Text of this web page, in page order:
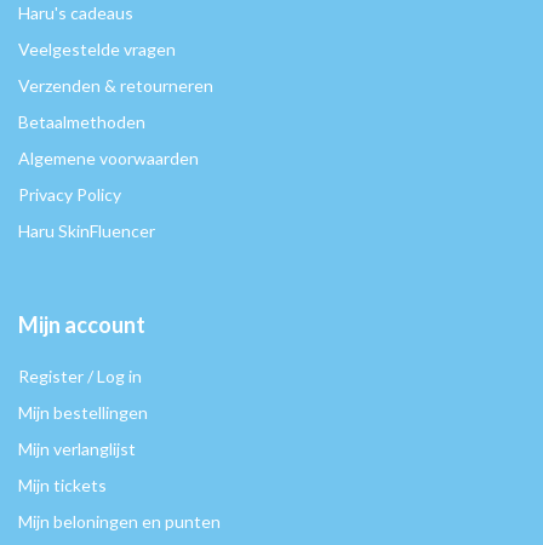
Haru's cadeaus
Veelgestelde vragen
Verzenden & retourneren
Betaalmethoden
Algemene voorwaarden
Privacy Policy
Haru SkinFluencer
Mijn account
Register / Log in
Mijn bestellingen
Mijn verlanglijst
Mijn tickets
Mijn beloningen en punten